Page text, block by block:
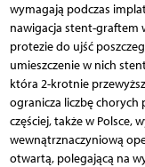
wymagają podczas
nawigacja stent-graftem
protezie do ujść
umieszczenie w nich
która 2-krotnie
ogranicza liczbę chorych
częściej, także w Polsce,
wewnątrznaczyniową
otwartą, polegającą na